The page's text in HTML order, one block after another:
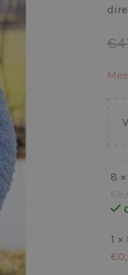
€
8 ×
1 ×
€